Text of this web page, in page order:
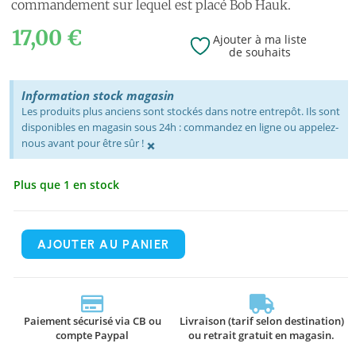
commandement sur lequel est placé Bob Hauk.
17,00 €
Ajouter à ma liste
de souhaits
Information stock magasin
Les produits plus anciens sont stockés dans notre entrepôt. Ils sont
disponibles en magasin sous 24h : commandez en ligne ou appelez-
nous avant pour être sûr ! ×
Plus que 1 en stock
AJOUTER AU PANIER
Paiement sécurisé via CB ou
compte Paypal
Livraison (tarif selon destination)
ou retrait gratuit en magasin.